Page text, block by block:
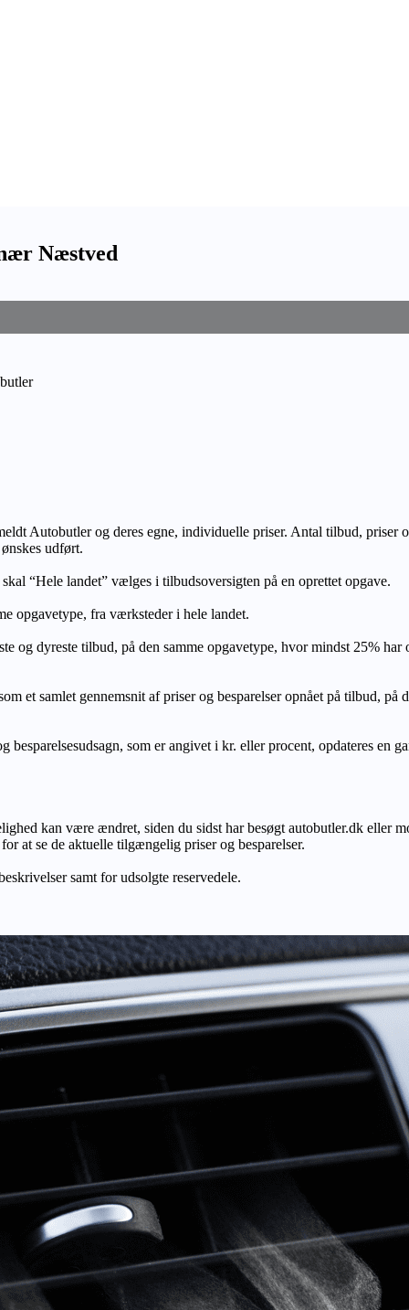
Næstved
Autobutler og deres egne, individuelle priser. Antal tilbud,
udført.
“Hele landet” vælges i tilbudsoversigten på en oprettet opgave.
opgavetype, fra værksteder i hele landet.
og dyreste tilbud, på den samme opgavetype, hvor mindst 25%
samlet gennemsnit af priser og besparelser opnået på tilbud, på
som er angivet i kr. eller procent, opdateres en
kan være ændret, siden du sidst har besøgt autobutler.dk eller
at se de aktuelle tilgængelig priser og besparelser.
samt for udsolgte reservedele.